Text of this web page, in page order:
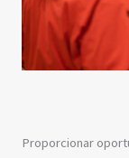
Proporcionar